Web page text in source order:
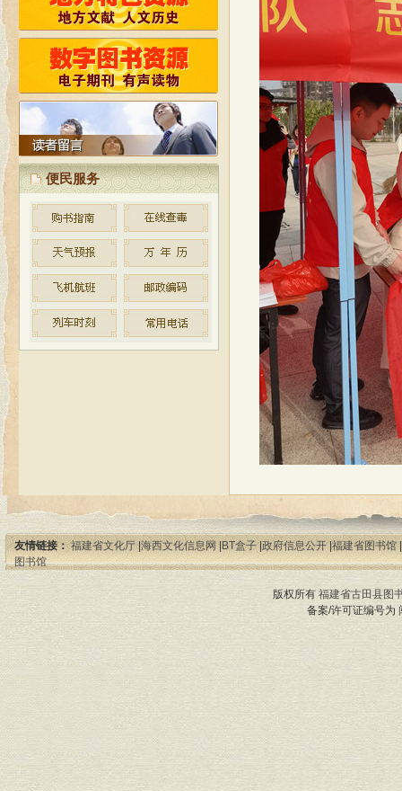
中，欢迎读者朋友提出宝贵的意见或
建议，我们将会予以采纳！
按照省文化厅制定的公共图书馆
免费开放的实施方案和标准，古田县
图书馆自2010年起统一实施对外免费
开放。
便民服务
友情链接： 福建省文化厅|海西文化信息网|BT盒子|政府信息公开|福建省图书馆|
图书馆
版权所有 福建省古田县图
备案/许可证编号为